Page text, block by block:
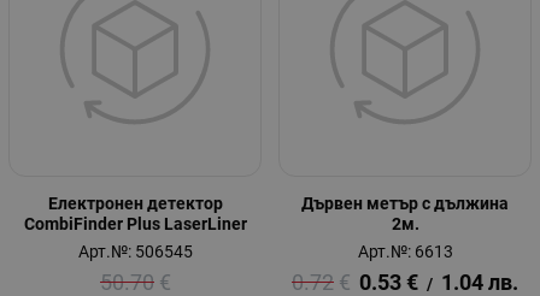
Електронен детектор
CombiFinder Plus LaserLiner
Арт.№: 506545
50.70 €
Дървен метър с дължина
2м.
Арт.№: 6613
0.72 € 0.53 € / 1.04 лв.